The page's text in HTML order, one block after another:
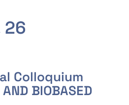
26
Colloquium
AND BIOBASED